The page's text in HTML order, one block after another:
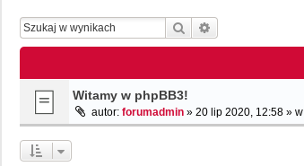
Szukaj
Witamy w phpBB3!
autor: forumadmin » 20 lip 2020, 12:58 » w